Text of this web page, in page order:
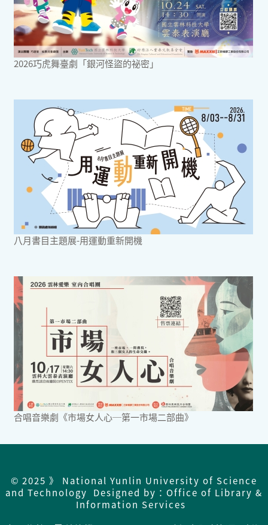
2026巧虎舞臺劇「銀河怪盜的祕密」
八月書目主題展-用運動重新開機
合唱音樂劇《市場女人心─第一市場二部曲》
© 2025 》 National Yunlin University of Science
and Technology Designed by：Office of Library &
Information Services